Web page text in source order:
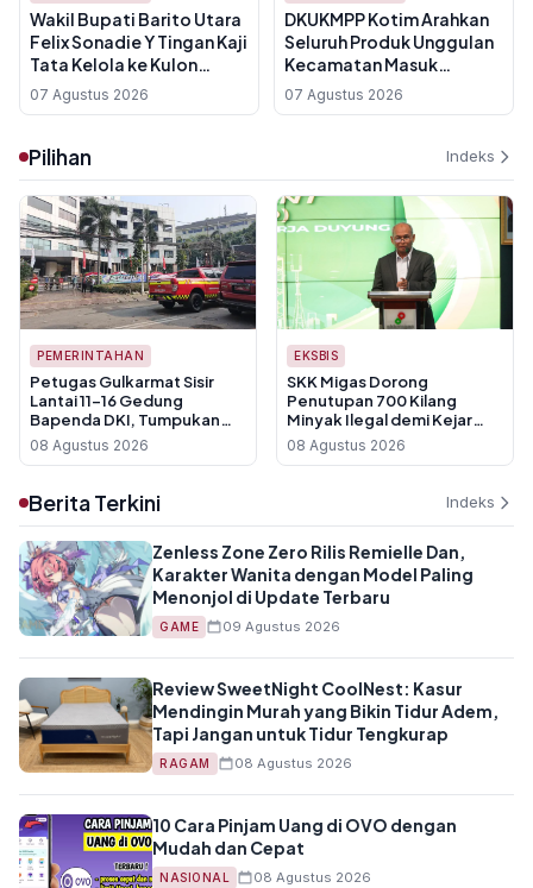
Wakil Bupati Barito Utara
Felix Sonadie Y Tingan Kaji
Tata Kelola ke Kulon
Progo, Fokus Adaptasi
Kebijakan Lokal
07 Agustus 2026
DKUKMPP Kotim Arahkan
Seluruh Produk Unggulan
Kecamatan Masuk
Swalayan UMKM Sampit,
Ini Targetnya
07 Agustus 2026
Pilihan Indeks
PEMERINTAHAN
Petugas Gulkarmat Sisir
Lantai 11-16 Gedung
Bapenda DKI, Tumpukan
Kertas Jadi Hambatan
Pemadaman
08 Agustus 2026
EKSBIS
SKK Migas Dorong
Penutupan 700 Kilang
Minyak Ilegal demi Kejar
Target Lifting Nasional
08 Agustus 2026
Berita Terkini Indeks
Zenless Zone Zero Rilis Remielle Dan,
Karakter Wanita dengan Model Paling
Menonjol di Update Terbaru
GAME 09 Agustus 2026
Review SweetNight CoolNest: Kasur
Mendingin Murah yang Bikin Tidur Adem,
Tapi Jangan untuk Tidur Tengkurap
RAGAM 08 Agustus 2026
10 Cara Pinjam Uang di OVO dengan
Mudah dan Cepat
NASIONAL 08 Agustus 2026